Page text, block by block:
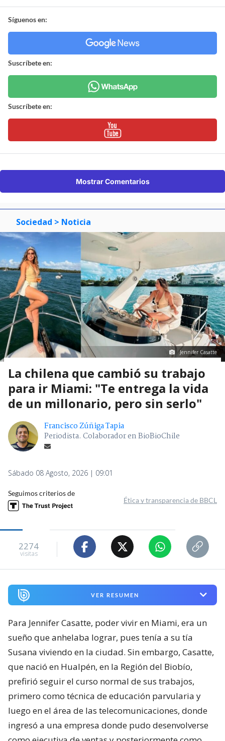
Síguenos en:
Suscríbete en:
Suscríbete en:
Mostrar Comentarios
Sociedad > Noticia
Jennifer Casatte
La chilena que cambió su trabajo
para ir Miami: "Te entrega la vida
de un millonario, pero sin serlo"
Francisco Zúñiga Tapia
Periodista. Colaborador en BioBioChile
Sábado 08 Agosto, 2026 | 09:01
Seguimos criterios de
Ética y transparencia de BBCL
2274
visitas
VER RESUMEN
Para Jennifer Casatte, poder vivir en Miami, era un
sueño que anhelaba lograr, pues tenía a su tía
Susana viviendo en la ciudad. Sin embargo, Casatte,
que nació en Hualpén, en la Región del Biobío,
prefirió seguir el curso normal de sus trabajos,
primero como técnica de educación parvularia y
luego en el área de las telecomunicaciones, donde
ingresó a una empresa donde pudo desenvolverse